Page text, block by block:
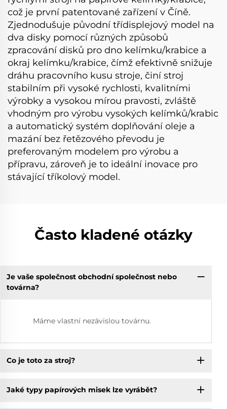
což je první patentované zařízení v Číně.
Zjednodušuje původní třídisplejový model na
dva disky pomocí různých způsobů
zpracování disků pro dno kelímku/krabice a
okraj kelímku/krabice, čímž efektivně snižuje
dráhu pracovního kusu stroje, činí stroj
stabilním při vysoké rychlosti, kvalitními
výrobky a vysokou mírou pravosti, zvláště
vhodným pro výrobu vysokých kelímků/krabic
a automatický systém doplňování oleje a
mazání bez řetězového převodu je
preferovaným modelem pro výrobu a
přípravu, zároveň je to ideální inovace pro
stávající tříkolový model.
Často kladené otázky
Je vaše společnost obchodní společnost nebo
továrna?
Máme vlastní nezávislou továrnu.
Co je toto za stroj?
Jaké typy papírových misek lze vyrábět?